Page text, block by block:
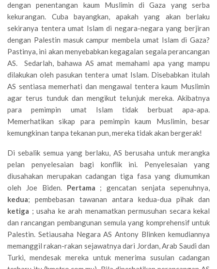
dengan penentangan kaum Muslimin di Gaza yang serba
kekurangan. Cuba bayangkan, apakah yang akan berlaku
sekiranya tentera umat Islam di negara-negara yang berjiran
dengan Palestin masuk campur membela umat Islam di Gaza?
Pastinya, ini akan menyebabkan kegagalan segala perancangan
AS. Sedarlah, bahawa AS amat memahami apa yang mampu
dilakukan oleh pasukan tentera umat Islam. Disebabkan itulah
AS sentiasa memerhati dan mengawal tentera kaum Muslimin
agar terus tunduk dan mengikut telunjuk mereka. Akibatnya
para pemimpin umat Islam tidak berbuat apa-apa.
Memerhatikan sikap para pemimpin kaum Muslimin, besar
kemungkinan tanpa tekanan pun, mereka tidak akan bergerak!
Di sebalik semua yang berlaku, AS berusaha untuk merangka
pelan penyelesaian bagi konflik ini. Penyelesaian yang
diusahakan merupakan cadangan tiga fasa yang diumumkan
oleh Joe Biden. Pertama ; gencatan senjata sepenuhnya,
kedua; pembebasan tawanan antara kedua-dua pihak dan
ketiga ; usaha ke arah menamatkan permusuhan secara kekal
dan rancangan pembangunan semula yang komprehensif untuk
Palestin. Setiausaha Negara AS Antony Blinken kemudiannya
memanggil rakan-rakan sejawatnya dari Jordan, Arab Saudi dan
Turki, mendesak mereka untuk menerima susulan cadangan